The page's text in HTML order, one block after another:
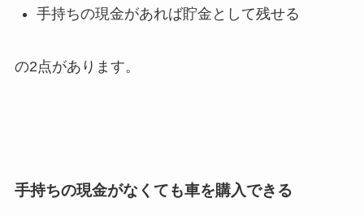
手持ちの現金があれば貯金として残せる
の2点があります。
手持ちの現金がなくても車を購入できる